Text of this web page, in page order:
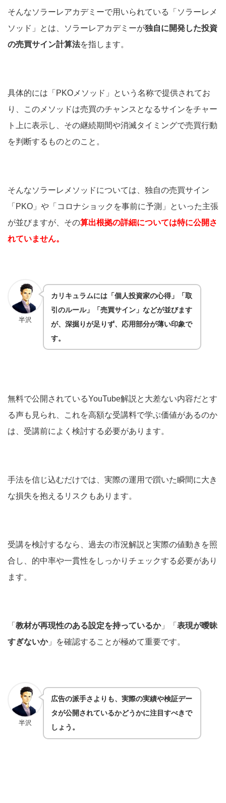
そんなソラーレアカデミーで用いられている「ソラーレメ
ソッド」とは、ソラーレアカデミーが独自に開発した投資
の売買サイン計算法を指します。
具体的には「PKOメソッド」という名称で提供されてお
り、このメソッドは売買のチャンスとなるサインをチャー
ト上に表示し、その継続期間や消滅タイミングで売買行動
を判断するものとのこと。
そんなソラーレメソッドについては、独自の売買サイン
「PKO」や「コロナショックを事前に予測」といった主張
が並びますが、その算出根拠の詳細については特に公開さ
れていません。
半沢
カリキュラムには「個人投資家の心得」「取
引のルール」「売買サイン」などが並びます
が、深掘りが足りず、応用部分が薄い印象で
す。
無料で公開されているYouTube解説と大差ない内容だとす
る声も見られ、これを高額な受講料で学ぶ価値があるのか
は、受講前によく検討する必要があります。
手法を信じ込むだけでは、実際の運用で躓いた瞬間に大き
な損失を抱えるリスクもあります。
受講を検討するなら、過去の市況解説と実際の値動きを照
合し、的中率や一貫性をしっかりチェックする必要があり
ます。
「 教材が再現性のある設定を持っているか」「 表現が曖昧
すぎないか」を確認することが極めて重要です。
半沢
広告の派手さよりも、実際の実績や検証デー
タが公開されているかどうかに注目すべきで
しょう。